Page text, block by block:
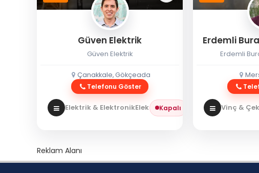
Güven Elektrik
Güven Elektrik
Çanakkale, Gökçeada
Telefonu Göster
Elektrik & ElektronikElektrikçiKapalı
Erdemli
Erdemli
Vinç &
Reklam Alanı